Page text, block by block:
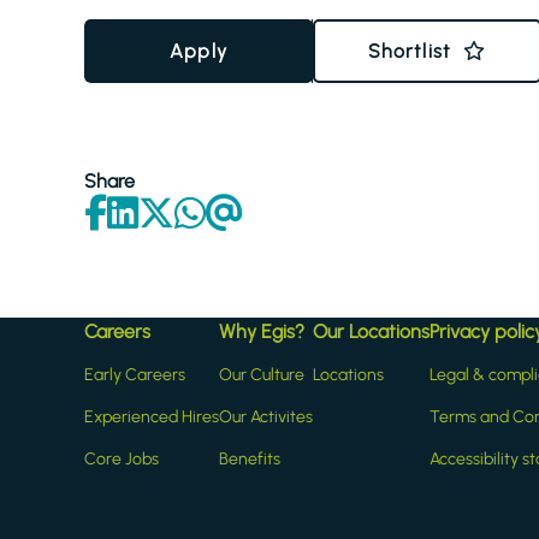
Apply Shortlist
Share
Careers
Early Careers
Experienced Hires
Core Jobs
Why Egis?
Our Culture
Our Activites
Benefits
Our Locations
Locations
Privacy
Legal &
Terms and
Accessibility